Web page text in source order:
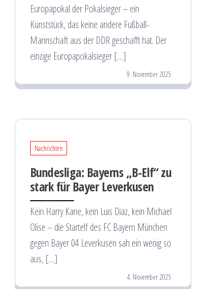
Europapokal der Pokalsieger – ein
Kunststück, das keine andere Fußball-
Mannschaft aus der DDR geschafft hat. Der
einzige Europapokalsieger […]
9. November 2025
Nachrichten
Bundesliga: Bayerns „B-Elf“ zu
stark für Bayer Leverkusen
Kein Harry Kane, kein Luis Diaz, kein Michael
Olise – die Startelf des FC Bayern München
gegen Bayer 04 Leverkusen sah ein wenig so
aus, […]
4. November 2025